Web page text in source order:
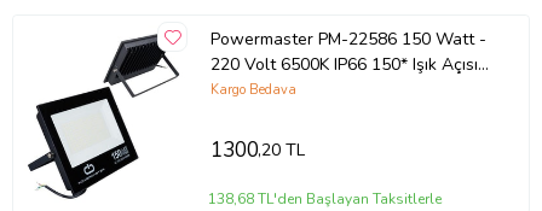
Powermaster PM-22586 150 Watt -
220 Volt 6500K IP66 150* Işık Açısı
Siyah Slim Kasa Beyaz Led Projektör
Kargo Bedava
1300,20 TL
138,68 TL'den Başlayan Taksitlerle